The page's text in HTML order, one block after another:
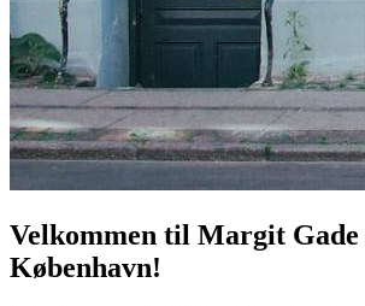
Velkommen til Margit
København!